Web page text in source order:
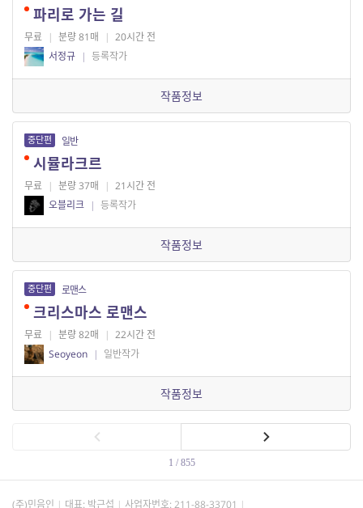
파리로 가는 길
무료 | 분량 81매 | 20시간 전
서정규 | 등록작가
작품정보
중단편 일반
시뮬라크르
무료 | 분량 37매 | 21시간 전
오블리크 | 등록작가
작품정보
중단편 로맨스
크리스마스 로맨스
무료 | 분량 82매 | 22시간 전
Seoyeon | 일반작가
작품정보
1 / 855
(주)민음인 대표: 박근섭 사업자번호: 211-88-33701